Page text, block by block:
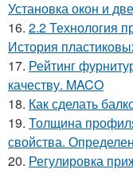
Установка окон и
16. 2.2 Технология
История
17. Рейтинг
качеству. MACO
18. Как сделать
19. Толщина
свойства.
20. Регулировка